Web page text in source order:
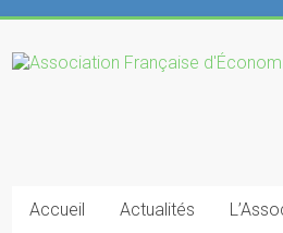
Association
des
Accueil Actualités